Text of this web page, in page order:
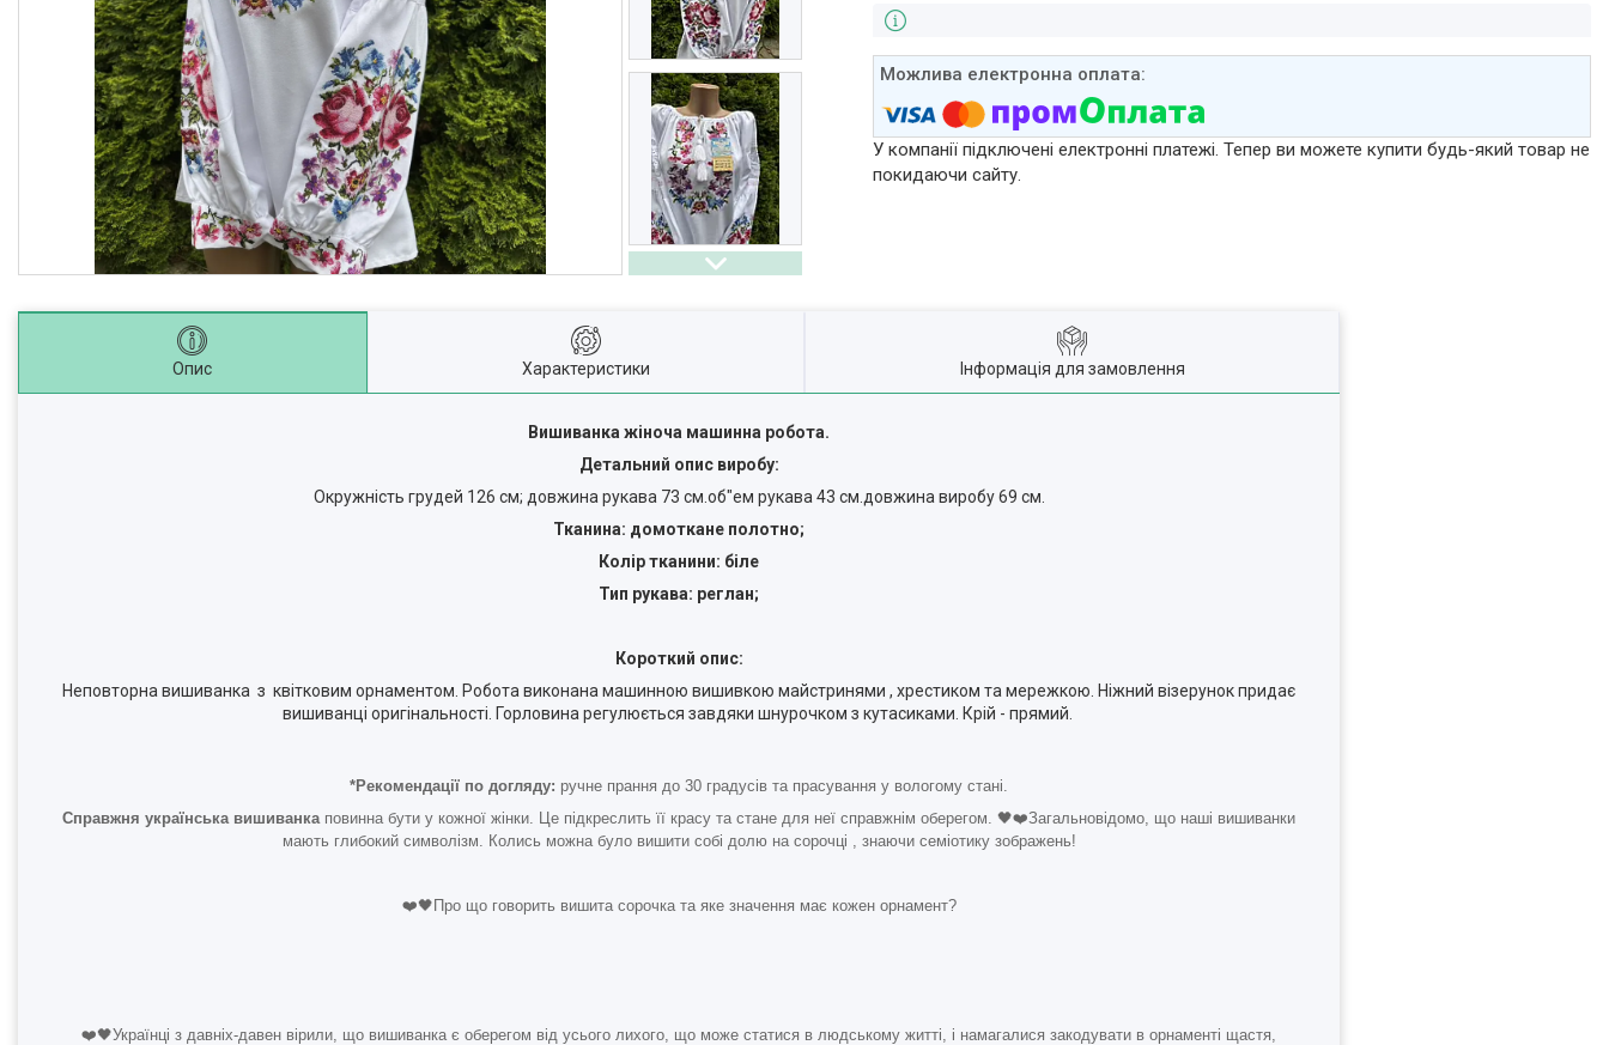
У компанії підключені електронні платежі. Тепер ви можете купити будь-який товар не
покидаючи сайту.
Опис Характеристики Інформація для замовлення
Вишиванка жіноча машинна робота.
Детальний опис виробу:
Окружність грудей 126 см; довжина рукава 73 см.об"ем рукава 43 см.довжина виробу 69 см.
Тканина: домоткане полотно;
Колір тканини: біле
Тип рукава: реглан;
Короткий опис:
Неповторна вишиванка з квітковим орнаментом. Робота виконана машинною вишивкою майстринями , хрестиком та мережкою. Ніжний візерунок придає
вишиванці оригінальності. Горловина регулюється завдяки шнурочком з кутасиками. Крій - прямий.
*Рекомендації по догляду: ручне прання до 30 градусів та прасування у вологому стані.
Справжня українська вишиванкаповинна бути у кожної жінки. Це підкреслить її красу та стане для неї справжнім оберегом. 🖤❤️Загальновідомо, що наші вишиванки
мають глибокий символізм. Колись можна було вишити собі долю на сорочці , знаючи семіотику зображень!
❤️🖤Про що говорить вишита сорочка та яке значення має кожен орнамент?
❤️🖤Українці з давніх-давен вірили, що вишиванка є оберегом від усього лихого, що може статися в людському житті, і намагалися закодувати в орнаменті щастя,